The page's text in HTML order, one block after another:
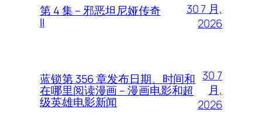
第 4 集 – 邪恶坦尼娅传奇
II
30 7 月,
2026
蓝锁第 356 章发布日期、时间和
在哪里阅读漫画 – 漫画电影和超
级英雄电影新闻
30 7
月,
2026